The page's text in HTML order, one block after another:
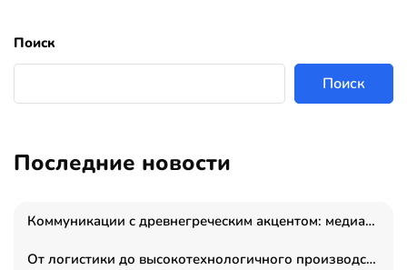
Поиск
Поиск
Последние новости
Коммуникации с древнегреческим акцентом: медиаменеджер и журналист Владимир Дергачев запустил коммуникационное агентство «Сократ 2.0»
От логистики до высокотехнологичного производства: как основатель “гагаринга” выстраивает экосистему безопасности и гражданских БПЛА